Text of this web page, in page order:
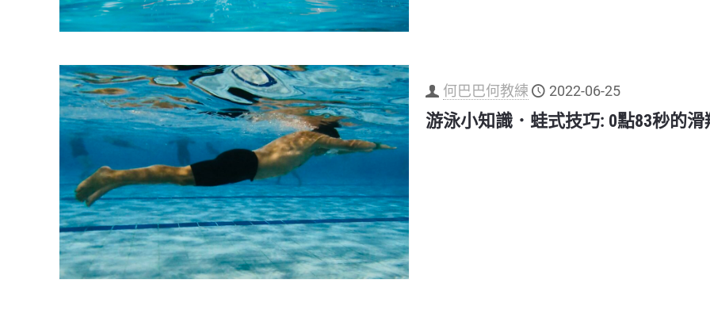
何巴巴何教練 2022-06-25
游泳小知識．蛙式技巧: 0點83秒的滑